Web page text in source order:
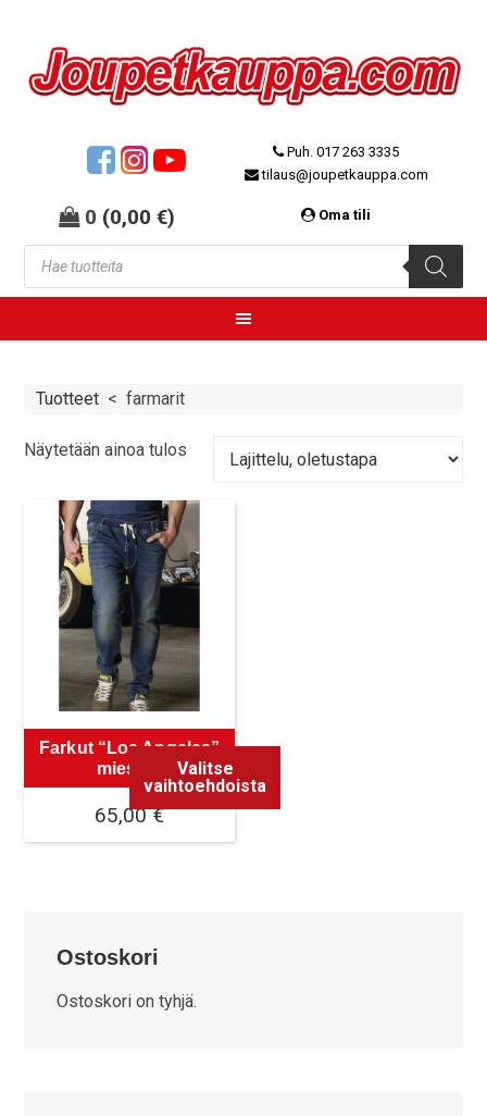
0 (0,00€)
Puh. 017 263 3335
tilaus@joupetkauppa.com
Oma tili
Tuotteet <farmarit
Näytetään ainoa tulos
Farkut “Los Angeles”
miesten
65,00€
Valitse
vaihtoehdoista
muunnelma.
Voit
Ostoskori
Ostoskori on tyhjä.